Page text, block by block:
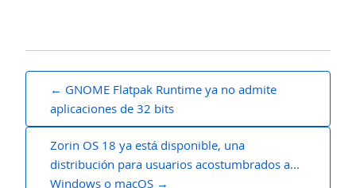
Mensaje
navegación
GNOME Flatpak Runtime ya no admite
aplicaciones de 32 bits
Zorin OS 18 ya está disponible, una
distribución para usuarios acostumbrados a...
Windows o macOS